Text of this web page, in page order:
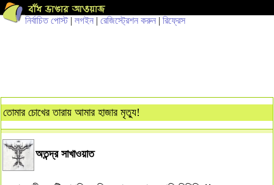
নির্বাচিত পোস্ট| লগইন | রেজিস্ট্রেশন করুন | রিফ্রেস
তোমার চোখের তারায় আমার হাজার মৃত্যু!
অতন্দ্র সাখাওয়াত